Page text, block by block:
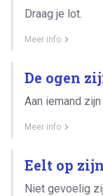
Draag je lot.
Meer info
De ogen
Aan iemand
Meer info
Eelt op
Niet gevoelig